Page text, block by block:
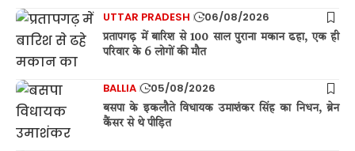
UTTAR PRADESH 06/08/2026
प्रतापगढ़ में बारिश से 100 साल पुराना मकान ढहा, एक ही
परिवार के 6 लोगों की मौत
BALLIA 05/08/2026
बसपा के इकलौते विधायक उमाशंकर सिंह का निधन, ब्रेन
कैंसर से थे पीड़ित